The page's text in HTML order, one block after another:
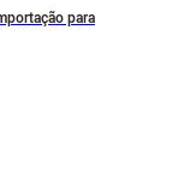
para